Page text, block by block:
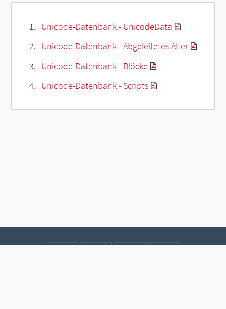
Unicode-Datenbank - UnicodeData
Unicode-Datenbank - Abgeleitetes Alter
Unicode-Datenbank - Blöcke
Unicode-Datenbank - Scripts